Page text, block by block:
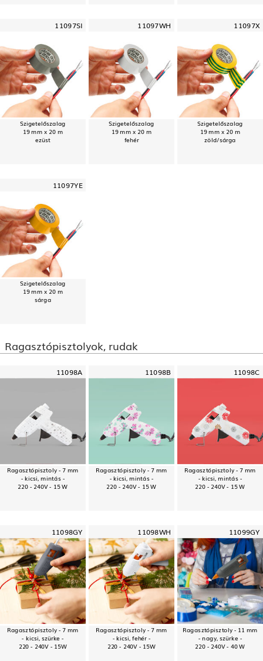
11097SI
Szigetelőszalag
19 mm x 20 m
ezüst
11097WH
Szigetelőszalag
19 mm x 20 m
fehér
11097X
Szigetelőszalag
19 mm x 20 m
zöld/sárga
11097YE
Szigetelőszalag
19 mm x 20 m
sárga
Ragasztópisztolyok, rudak
11098A
Ragasztópisztoly - 7 mm
- kicsi, mintás -
220 - 240V - 15 W
11098B
Ragasztópisztoly - 7 mm
- kicsi, mintás -
220 - 240V - 15 W
11098C
Ragasztópisztoly - 7 mm
- kicsi, mintás -
220 - 240V - 15 W
11098GY
Ragasztópisztoly - 7 mm
- kicsi, szürke -
220 - 240V - 15W
11098WH
Ragasztópisztoly - 7 mm
- kicsi, fehér -
220 - 240V - 15W
11099GY
Ragasztópisztoly - 11 mm
- nagy, szürke -
220 - 240V - 40 W